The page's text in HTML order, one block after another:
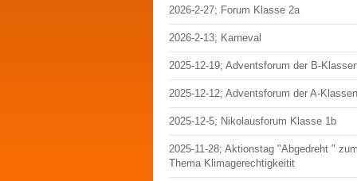
2026-2-27; Forum Klasse 2a
2026-2-13; Karneval
2025-12-19; Adventsforum der B-
2025-12-12; Adventsforum der A-Klassen
2025-12-5; Nikolausforum Klasse 1b
2025-11-28; Aktionstag "Abgedreht "
Thema Klimagerechtigkeitit